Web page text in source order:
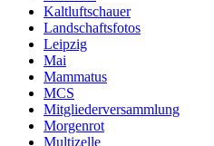
Kaltluftschauer
Landschaftsfotos
Leipzig
Mai
Mammatus
MCS
Mitgliederversammlung
Morgenrot
Multizelle